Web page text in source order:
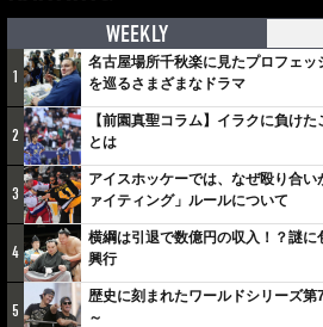
WEEKLY
1
名古屋場所千秋楽に見たプロフェ
を巡るさまざまなドラマ
2
【前園真聖コラム】イラクに負け
とは
3
アイスホッケーでは、なぜ殴り合
ァイティング」ルールについて
4
横綱は引退で数億円の収入！？謎
興行
5
歴史に刻まれたワールドシリーズ
～